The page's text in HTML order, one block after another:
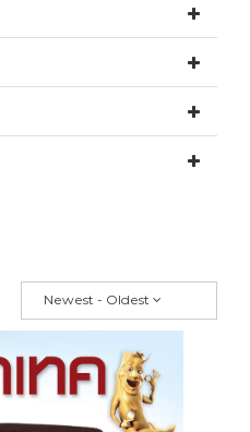
Newest - Oldest